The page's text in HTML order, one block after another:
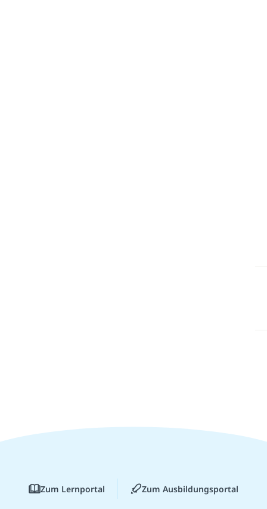
Zum Lernportal Zum Ausbildungsportal